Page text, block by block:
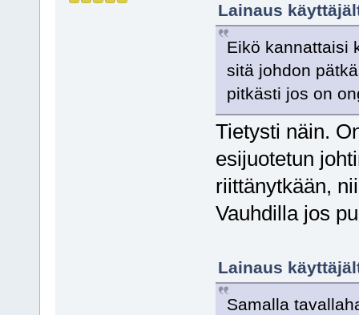
Lainaus
Eikö kannattaisi
sitä johdon
pitkästi jos on
Tietysti näin.
esijuotetun
riittänytkään,
Vauhdilla jos
Lainaus
Samalla